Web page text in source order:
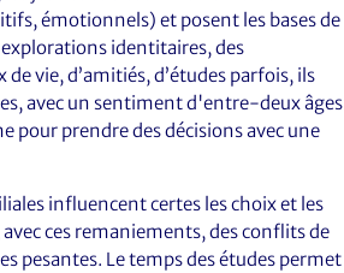
émotionnels) et posent les bases de
explorations identitaires, des
vie, d’amitiés, d’études parfois, ils
avec un sentiment d'entre-deux âges
pour prendre des décisions avec une
influencent certes les choix et les
ces remaniements, des conflits de
pesantes. Le temps des études permet